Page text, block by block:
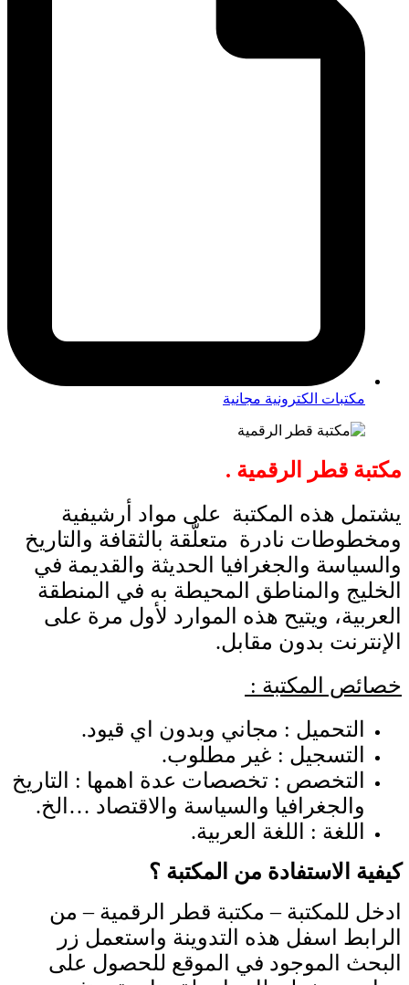
مكتبات الكترونية مجانية
مكتبة قطر الرقمية .
يشتمل هذه المكتبة على مواد أرشيفية
ومخطوطات نادرة متعلّقة بالثقافة والتاريخ
والسياسة والجغرافيا الحديثة والقديمة في
الخليج والمناطق المحيطة به في المنطقة
العربية، ويتيح هذه الموارد لأول مرة على
الإنترنت بدون مقابل.
خصائص المكتبة :
التحميل : مجاني وبدون اي قيود.
التسجيل : غير مطلوب.
التخصص : تخصصات عدة اهمها : التاريخ
والجغرافيا والسياسة والاقتصاد …الخ.
اللغة : اللغة العربية.
كيفية الاستفادة من المكتبة ؟
ادخل للمكتبة – مكتبة قطر الرقمية – من
الرابط اسفل هذه التدوينة واستعمل زر
البحث الموجود في الموقع للحصول على